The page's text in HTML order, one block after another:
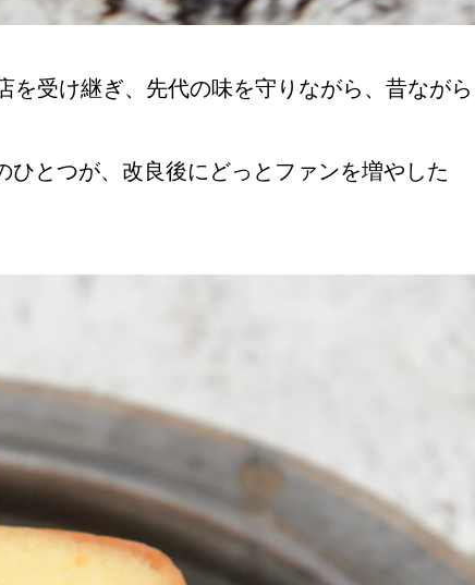
受け継ぎ、先代の味を守りながら、昔ながら
とつが、改良後にどっとファンを増やした